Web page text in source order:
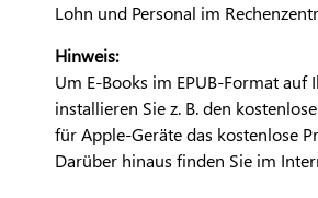
Lohn und Personal im
Hinweis:
Um E-Books im EPUB-Format
installieren Sie z. B. den
für Apple-Geräte das kostenlose
Darüber hinaus finden Sie im